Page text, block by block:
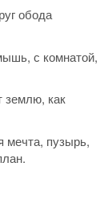
обода
с комнатой,
землю, как
мечта, пузырь,